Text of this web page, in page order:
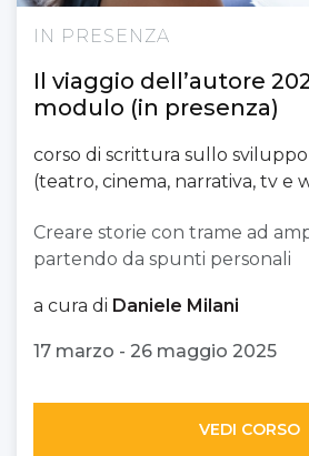
IN PRESENZA
Il viaggio dell’autore
modulo (in presenza)
corso di scrittura sullo
(teatro, cinema, narrativa, tv e
Creare storie con trame ad
partendo da spunti personali
a cura di Daniele Milani
17 marzo - 26 maggio 2025
VEDI CORSO